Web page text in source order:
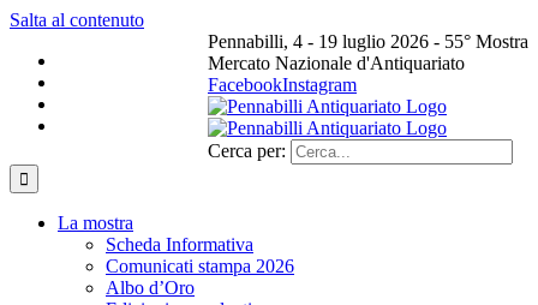
Salta al contenuto
Pennabilli, 4 - 19 luglio 2026 - 55° Mostra
Mercato Nazionale d'Antiquariato
FacebookInstagram
Cerca per:
La mostra
Scheda Informativa
Comunicati stampa 2026
Albo d’Oro